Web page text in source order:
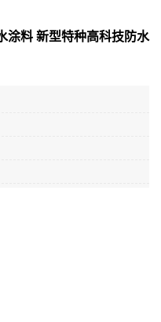
涂料 新型特种高科技防水